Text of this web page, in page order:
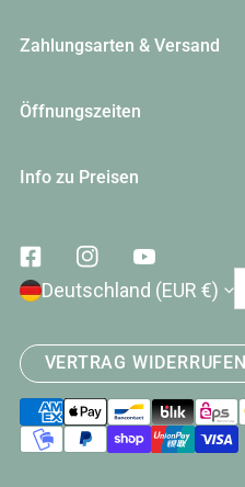
Zahlungsarten & Versand
Öffnungszeiten
Info zu Preisen
FacebookInstagramYoutube
Land/Region
Deutschland (EUR €)
VERTRAG WIDERRUFEN
Zahlungsarten